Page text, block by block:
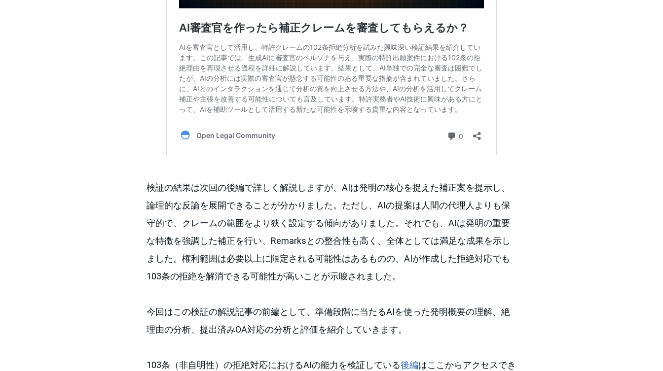
検証の結果は次回の後編で詳しく解説しますが、AIは発明の核心を捉えた補正案を提示し、
論理的な反論を展開できることが分かりました。ただし、AIの提案は人間の代理人よりも保
守的で、クレームの範囲をより狭く設定する傾向がありました。それでも、AIは発明の重要
な特徴を強調した補正を行い、Remarksとの整合性も高く、全体としては満足な成果を示し
ました。権利範囲は必要以上に限定される可能性はあるものの、AIが作成した拒絶対応でも
103条の拒絶を解消できる可能性が高いことが示唆されました。
今回はこの検証の解説記事の前編として、準備段階に当たるAIを使った発明概要の理解、絶
理由の分析、提出済みOA対応の分析と評価を紹介していきます。
103条（非自明性）の拒絶対応におけるAIの能力を検証している後編はここからアクセスでき